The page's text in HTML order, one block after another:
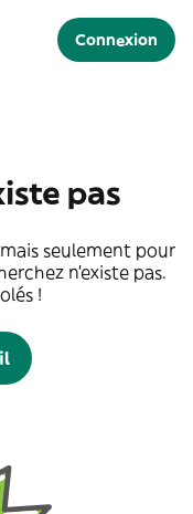
Connexion
pas
seulement pour
n'existe pas.
!